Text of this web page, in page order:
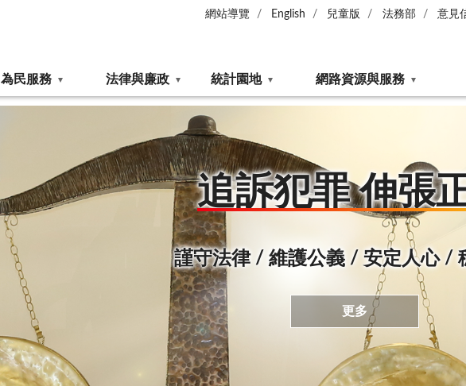
網站導覽 English 兒童版 法務部 意見
為民服務 法律與廉政 統計園地 網路資源與服務
追訴犯罪 伸張
謹守法律 / 維護公義 / 安定人心 /
更多